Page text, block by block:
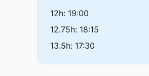
12h: 19:00
12.75h: 18:15
13.5h: 17:30